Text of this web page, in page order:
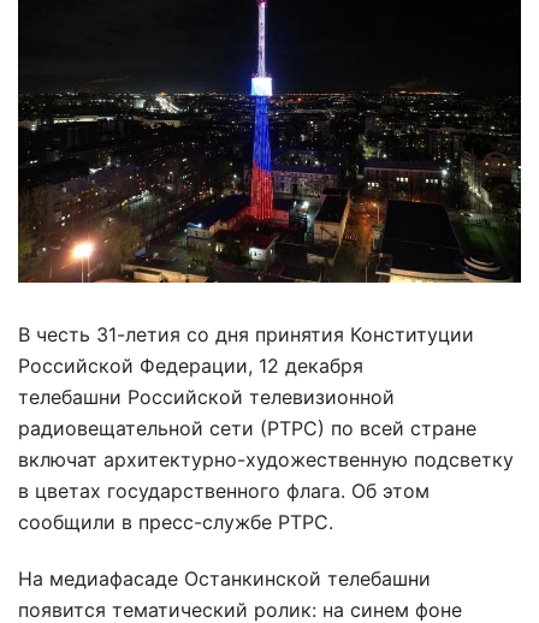
В честь 31-летия со дня принятия Конституции
Российской Федерации, 12 декабря
телебашни Российской телевизионной
радиовещательной сети (РТРС) по всей стране
включат архитектурно-художественную подсветку
в цветах государственного флага. Об этом
сообщили в пресс-службе РТРС.
На медиафасаде Останкинской телебашни
появится тематический ролик: на синем фоне